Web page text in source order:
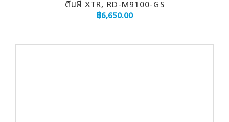
ตีนผี XTR, RD-M9100-GS
฿6,650.00